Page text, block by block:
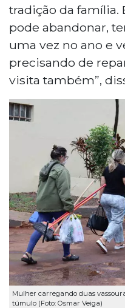
tradição da família.
pode abandonar,
uma vez no ano e
precisando de
visita também”,
Mulher carregando duas
túmulo (Foto: Osmar Veiga)